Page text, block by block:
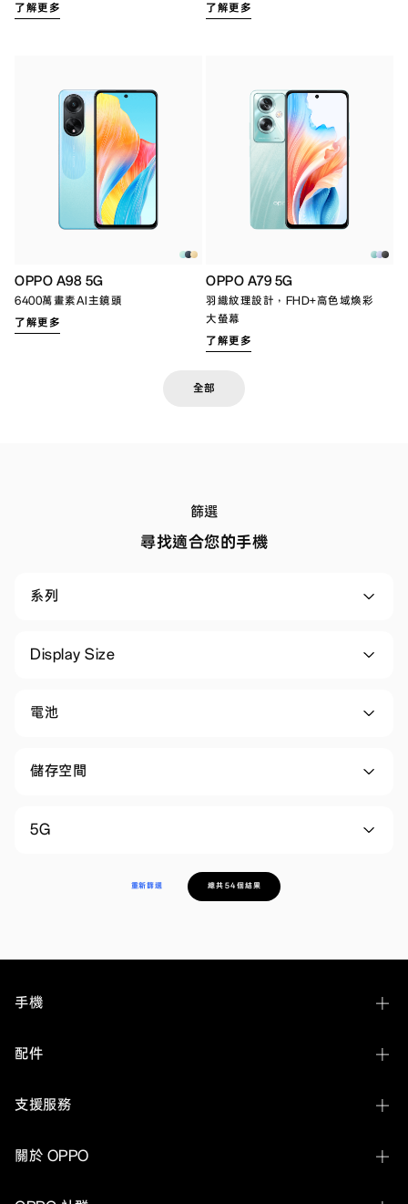
了解更多
了解更多
OPPO A98 5G
6400萬畫素AI主鏡頭
了解更多
OPPO A79 5G
羽織紋理設計，FHD+高色域煥彩
大螢幕
了解更多
全部
篩選
尋找適合您的手機
系列
Display Size
電池
儲存空間
5G
重新篩選 總共 54 個結果
手機
OPPO Find N6
OPPO Find X9s
OPPO Find X9 Pro
配件
OPPO Bubble
OPPO Pad SE
OPPO Pad 3 柔光版
支援服務
聯繫客服
關於 OPPO
關於 OPPO